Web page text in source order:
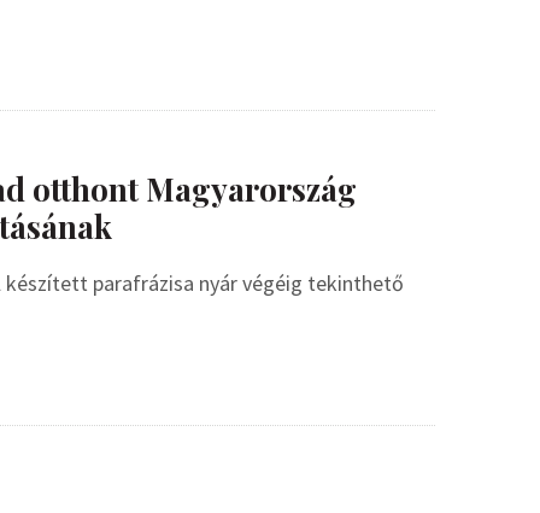
otthont Magyarország
készített parafrázisa nyár végéig tekinthető